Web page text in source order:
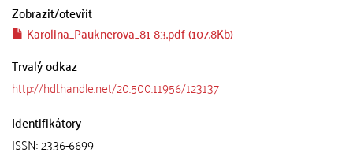
Zobrazit/otevřít
Karolina_Pauknerova_81-83.pdf (107.8Kb)
Trvalý odkaz
http://hdl.handle.net/20.500.11956/123137
Identifikátory
ISSN: 2336-6699